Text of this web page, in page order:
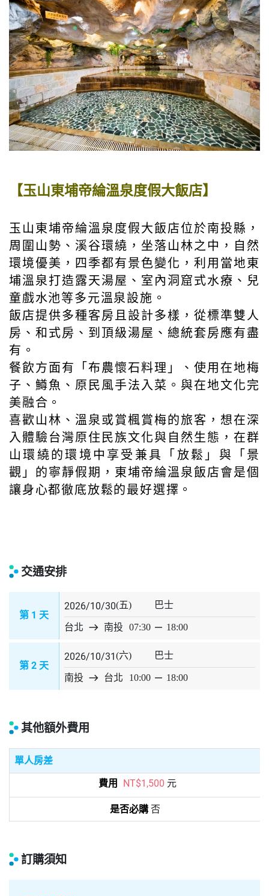
【玉山東埔帝綸溫泉度假大飯店】
玉山東埔帝綸溫泉度假大飯店位於南投縣，
周圍山勢、溪谷環繞，坐落山林之中，自然
環境優美，四季都有景色變化，利用當地東
埔溫泉打造露天湯屋、室內洞窟式水療、兒
童戲水池等多元溫泉設施。
飯店提供多種客房且設計多樣，從標準雙人
房、和式房、到頂級湯屋、總統套房應有盡
有。
餐飲方面有「布農懷石料理」、使用在地梅
子、鱒魚、原民風手法入菜。與在地文化完
美融合。
喜歡山林、溫泉或賞楓賞梅的旅客，想在深
入體驗台灣原住民族文化與自然生態，在群
山環繞的環境中享受兼具「放鬆」與「景
觀」的寧靜假期，東埔帝綸溫泉飯店會是個
讓身心都徹底放鬆的最好選擇。
交通安排
第 1 天
2026/10/30(五) 巴士
台北 east 南投 07:30 horizontal_rule 18:00
第 2 天
2026/10/31(六) 巴士
南投 east 台北 10:00 horizontal_rule 18:00
其他額外費用
單人房差
NT$1,500 元
否
訂購須知